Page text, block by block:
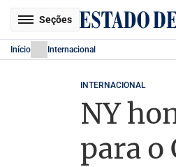
Seções
Início Internacional
INTERNACIONAL
NY
para o